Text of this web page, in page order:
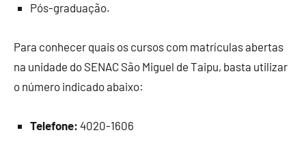
Pós-graduação.
Para conhecer quais os cursos com matrículas abertas
na unidade do SENAC São Miguel de Taipu, basta utilizar
o número indicado abaixo:
Telefone: 4020-1606